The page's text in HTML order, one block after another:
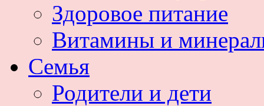
Здоровое питание
Витамины и
Семья
Родители и дети